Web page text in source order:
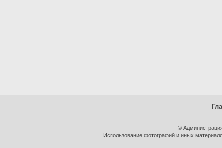
©
Использование фотографий и иных